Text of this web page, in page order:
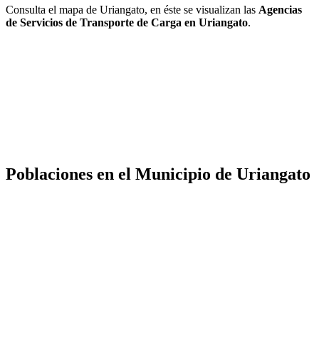
Consulta el mapa de Uriangato, en éste se visualizan las Agencias
de Servicios de Transporte de Carga en Uriangato.
Poblaciones en el Municipio de Uriangato